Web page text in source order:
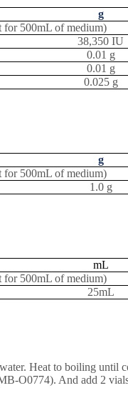
g
for 500mL of medium)
38,350 IU
0.01 g
0.01 g
0.025 g
g
for 500mL of medium)
1.0 g
mL
for 500mL of medium)
25mL
Heat to boiling until
O0774). And add 2